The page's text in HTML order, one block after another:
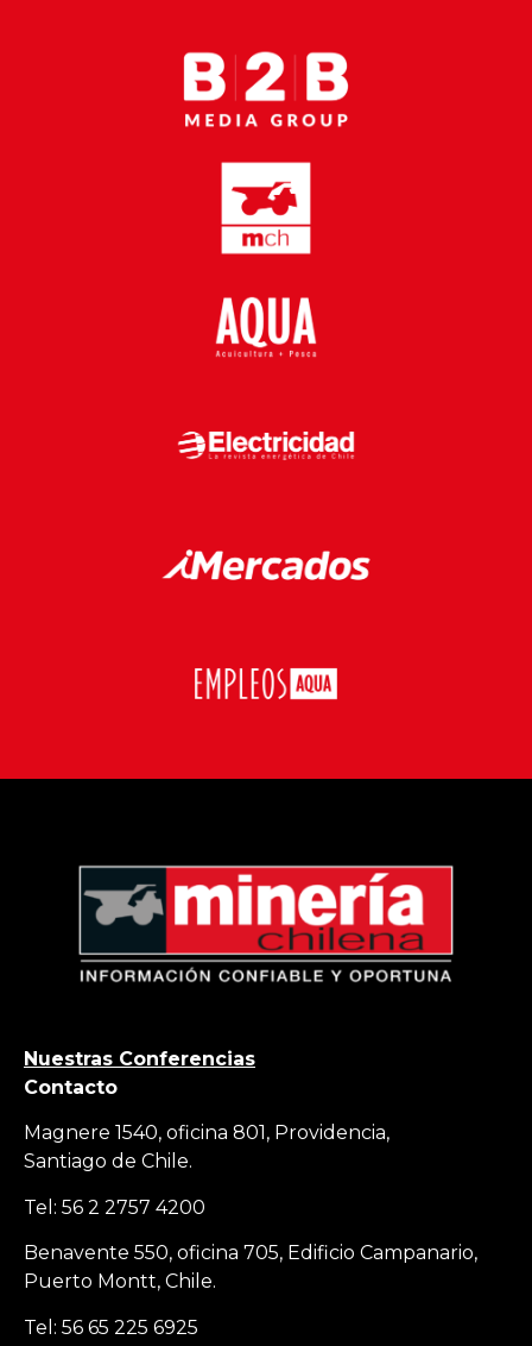
Nuestras Conferencias
Contacto
Magnere 1540, oficina 801, Providencia,
Santiago de Chile.
Tel: 56 2 2757 4200
Benavente 550, oficina 705, Edificio Campanario,
Puerto Montt, Chile.
Tel: 56 65 225 6925